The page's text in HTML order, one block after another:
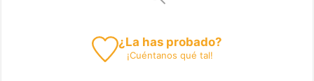
¿La has probado?
¡Cuéntanos qué tal!